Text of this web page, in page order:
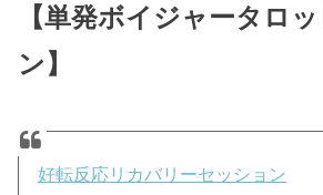
【単発ボイジャータロ
ン】
好転反応リカバリーセッション